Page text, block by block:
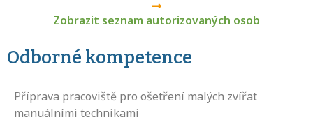
Zobrazit seznam autorizovaných osob
Odborné kompetence
Příprava pracoviště pro ošetření malých zvířat
manuálními technikami